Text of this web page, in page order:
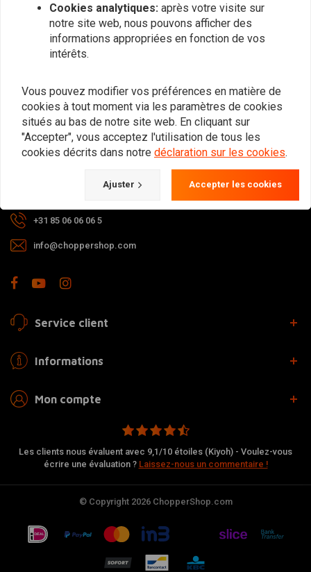
Si vous avez la moindre question
quant à votre commande, aux délais
ou à un retour, contactez-nous via les
moyens suivants.
+31 85 06 06 06 5
info@choppershop.com
Service client
Informations
Mon compte
Les clients nous évaluent avec 9,1/10 étoiles (Kiyoh) - Voulez-vous
écrire une évaluation ? Laissez-nous un commentaire !
© Copyright 2026 ChopperShop.com
Cookies analytiques: après votre visite sur
notre site web, nous pouvons afficher des
informations appropriées en fonction de vos
intérêts.
Vous pouvez modifier vos préférences en matière de
cookies à tout moment via les paramètres de cookies
situés au bas de notre site web. En cliquant sur
"Accepter", vous acceptez l'utilisation de tous les
cookies décrits dans notre déclaration sur les cookies.
Ajuster Accepter les cookies